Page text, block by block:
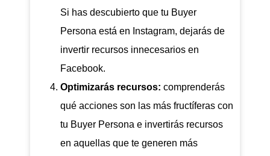
Si has descubierto que tu Buyer
Persona está en Instagram, dejarás de
invertir recursos innecesarios en
Facebook.
Optimizarás recursos: comprenderás
qué acciones son las más fructíferas con
tu Buyer Persona e invertirás recursos
en aquellas que te generen más